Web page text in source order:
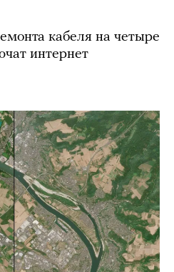
кабеля на четыре
интернет